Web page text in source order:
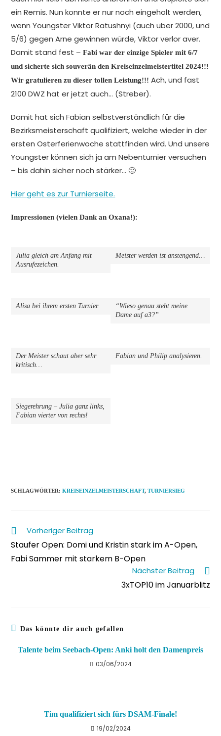
ein Remis. Nun konnte er nur noch eingeholt werden,
wenn Youngster Viktor Ratushnyi (auch über 2000, und
5/6) gegen Arne gewinnen würde, Viktor verlor aver.
Damit stand fest –Fabi war der einzige Spieler mit 6/7
und sicherte sich souverän den Kreiseinzelmeistertitel 2024!!!
Wir gratulieren zu dieser tollen Leistung!!! Ach, und fast
2100 DWZ hat er jetzt auch… (Streber).
Damit hat sich Fabian selbstverständlich für die
Bezirksmeisterschaft qualifiziert, welche wieder in der
ersten Osterferienwoche stattfinden wird. Und unsere
Youngster können sich ja am Nebenturnier versuchen
– bis dahin sicher noch stärker… 🙂
Hier geht es zur Turnierseite.
Impressionen (vielen Dank an Oxana!):
Julia gleich am Anfang mit
Ausrufezeichen.
Meister werden ist anstengend…
Alisa bei ihrem ersten Turnier.
“Wieso genau steht meine
Dame auf a3?”
Der Meister schaut aber sehr
kritisch…
Fabian und Philip analysieren.
Siegerehrung – Julia ganz links,
Fabian vierter von rechts!
SCHLAGWÖRTER:KREISEINZELMEISTERSCHAFT, TURNIERSIEG
Weitere
Artikel
ansehen
Vorheriger Beitrag
Staufer Open: Domi und Kristin stark im A-Open,
Fabi Sammer mit starkem B-Open
Nächster Beitrag
3xTOP10 im Januarblitz
Das könnte dir auch gefallen
Talente beim Seebach-Open: Anki holt den Damenpreis
03/06/2024
Tim qualifiziert sich fürs DSAM-Finale!
19/02/2024